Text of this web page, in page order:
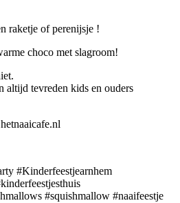
raketje of perenijsje !
choco met slagroom!
altijd tevreden kids en ouders
#Kinderfeestjearnhem
#squishmallow #naaifeestje